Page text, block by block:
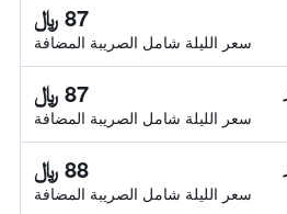
87 ﷼
سعر الليلة شامل الصريبة المضافة
87 ﷼
سعر الليلة شامل الصريبة المضافة
88 ﷼
سعر الليلة شامل الصريبة المضافة